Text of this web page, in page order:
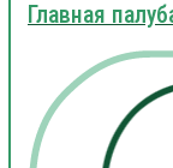
Главная